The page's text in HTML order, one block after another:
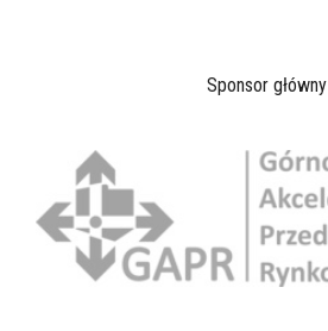
Sponsor główny